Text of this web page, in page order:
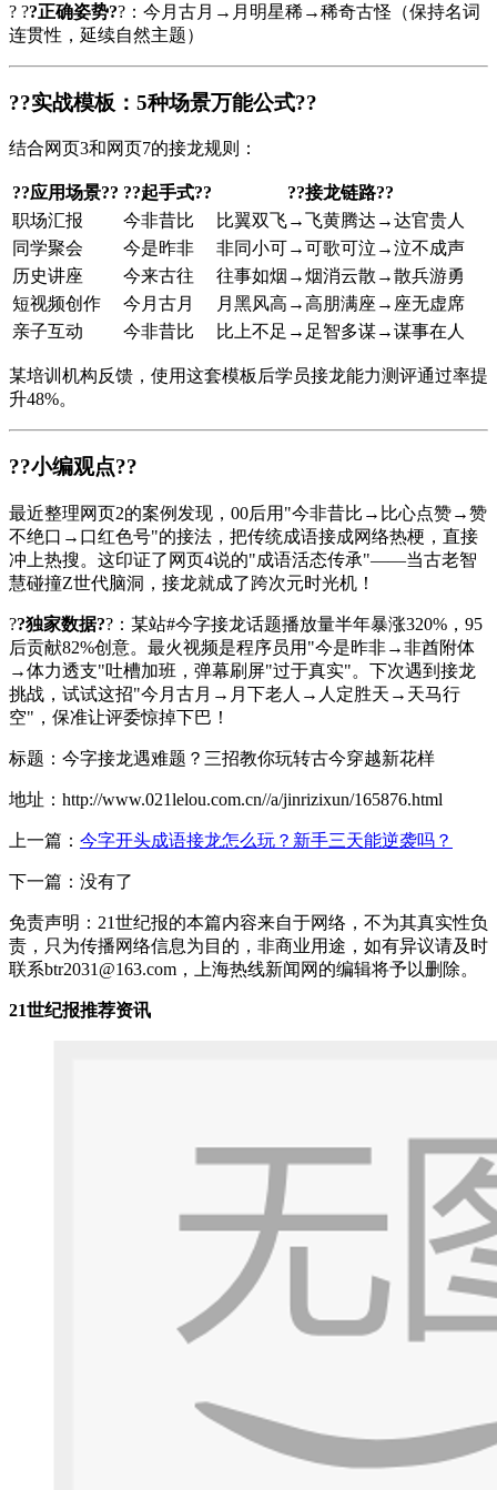
? ??正确姿势??：今月古月→月明星稀→稀奇古怪（保持名词
连贯性，延续自然主题）
??实战模板：5种场景万能公式??
结合网页3和网页7的接龙规则：
??应用场景?? ??起手式?? ??接龙链路??
职场汇报
今非昔比
比翼双飞→飞黄腾达→达官贵人
同学聚会
今是昨非
非同小可→可歌可泣→泣不成声
历史讲座
今来古往
往事如烟→烟消云散→散兵游勇
短视频创作
今月古月
月黑风高→高朋满座→座无虚席
亲子互动
今非昔比 比上不足→足智多谋→谋事在人
某培训机构反馈，使用这套模板后学员接龙能力测评通过率提
升48%。
??小编观点??
最近整理网页2的案例发现，00后用"今非昔比→比心点赞→赞
不绝口→口红色号"的接法，把传统成语接成网络热梗，直接
冲上热搜。这印证了网页4说的"成语活态传承"——当古老智
慧碰撞Z世代脑洞，接龙就成了跨次元时光机！
??独家数据??：某站#今字接龙话题播放量半年暴涨320%，95
后贡献82%创意。最火视频是程序员用"今是昨非→非酋附体
→体力透支"吐槽加班，弹幕刷屏"过于真实"。下次遇到接龙
挑战，试试这招"今月古月→月下老人→人定胜天→天马行
空"，保准让评委惊掉下巴！
标题：今字接龙遇难题？三招教你玩转古今穿越新花样
地址：http://www.021lelou.com.cn//a/jinrizixun/165876.html
上一篇： 今字开头成语接龙怎么玩？新手三天能逆袭吗？
下一篇：没有了
免责声明：21世纪报的本篇内容来自于网络，不为其真实性负
责，只为传播网络信息为目的，非商业用途，如有异议请及时
联系btr2031@163.com，上海热线新闻网的编辑将予以删除。
21世纪报推荐资讯